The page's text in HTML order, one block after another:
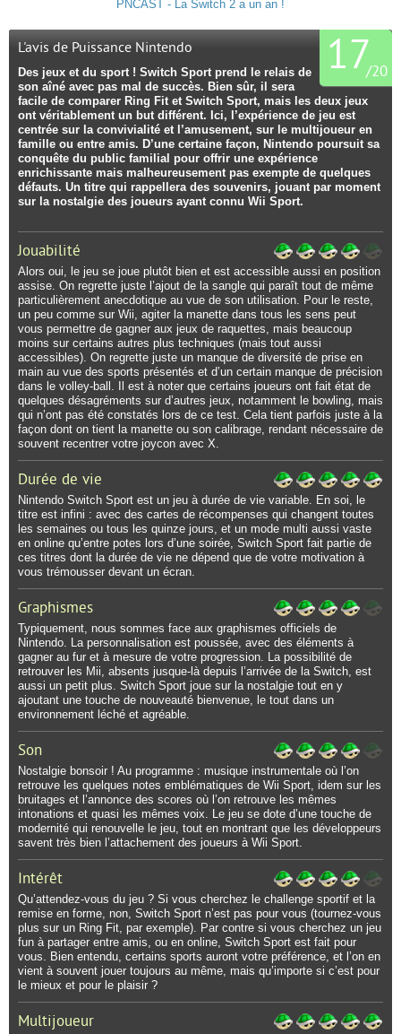
PNCAST - La Switch 2 a un an !
17
/20
L'avis de Puissance Nintendo
Des jeux et du sport ! Switch Sport prend le relais de
son aîné avec pas mal de succès. Bien sûr, il sera
facile de comparer Ring Fit et Switch Sport, mais les deux jeux
ont véritablement un but différent. Ici, l’expérience de jeu est
centrée sur la convivialité et l’amusement, sur le multijoueur en
famille ou entre amis. D’une certaine façon, Nintendo poursuit sa
conquête du public familial pour offrir une expérience
enrichissante mais malheureusement pas exempte de quelques
défauts. Un titre qui rappellera des souvenirs, jouant par moment
sur la nostalgie des joueurs ayant connu Wii Sport.
Jouabilité
Alors oui, le jeu se joue plutôt bien et est accessible aussi en position
assise. On regrette juste l’ajout de la sangle qui paraît tout de même
particulièrement anecdotique au vue de son utilisation. Pour le reste,
un peu comme sur Wii, agiter la manette dans tous les sens peut
vous permettre de gagner aux jeux de raquettes, mais beaucoup
moins sur certains autres plus techniques (mais tout aussi
accessibles). On regrette juste un manque de diversité de prise en
main au vue des sports présentés et d’un certain manque de précision
dans le volley-ball. Il est à noter que certains joueurs ont fait état de
quelques désagréments sur d’autres jeux, notamment le bowling, mais
qui n’ont pas été constatés lors de ce test. Cela tient parfois juste à la
façon dont on tient la manette ou son calibrage, rendant nécessaire de
souvent recentrer votre joycon avec X.
Durée de vie
Nintendo Switch Sport est un jeu à durée de vie variable. En soi, le
titre est infini : avec des cartes de récompenses qui changent toutes
les semaines ou tous les quinze jours, et un mode multi aussi vaste
en online qu’entre potes lors d’une soirée, Switch Sport fait partie de
ces titres dont la durée de vie ne dépend que de votre motivation à
vous trémousser devant un écran.
Graphismes
Typiquement, nous sommes face aux graphismes officiels de
Nintendo. La personnalisation est poussée, avec des éléments à
gagner au fur et à mesure de votre progression. La possibilité de
retrouver les Mii, absents jusque-là depuis l’arrivée de la Switch, est
aussi un petit plus. Switch Sport joue sur la nostalgie tout en y
ajoutant une touche de nouveauté bienvenue, le tout dans un
environnement léché et agréable.
Son
Nostalgie bonsoir ! Au programme : musique instrumentale où l’on
retrouve les quelques notes emblématiques de Wii Sport, idem sur les
bruitages et l’annonce des scores où l’on retrouve les mêmes
intonations et quasi les mêmes voix. Le jeu se dote d’une touche de
modernité qui renouvelle le jeu, tout en montrant que les développeurs
savent très bien l’attachement des joueurs à Wii Sport.
Intérêt
Qu’attendez-vous du jeu ? Si vous cherchez le challenge sportif et la
remise en forme, non, Switch Sport n’est pas pour vous (tournez-vous
plus sur un Ring Fit, par exemple). Par contre si vous cherchez un jeu
fun à partager entre amis, ou en online, Switch Sport est fait pour
vous. Bien entendu, certains sports auront votre préférence, et l’on en
vient à souvent jouer toujours au même, mais qu’importe si c’est pour
le mieux et pour le plaisir ?
Multijoueur